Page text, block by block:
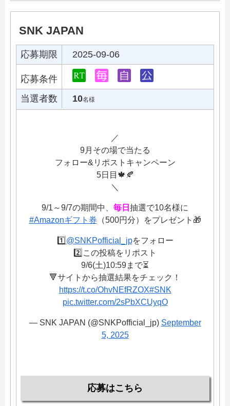
SNK JAPAN
応募期限 2025-09-06
応募条件
当選者数
10名様
／
9月その場で当たる
フォロー&リポストキャンペーン
5日目🍁🍂
＼
9/1～9/7の期間中、 毎日 抽選で10名様に
#Amazonギフト券 （500円分）をプレゼント🎁
1️⃣ @SNKPofficial_jpをフォロー
2️⃣この投稿をリポスト
9/6(土)10:59まで⏳
🔻サイトから抽選結果をチェック！
https://t.co/OhvNEfRZOX#SNK
pic.twitter.com/2sPbXCUyqO
— SNK JAPAN (@SNKPofficial_jp) September
5, 2025
応募はこちら